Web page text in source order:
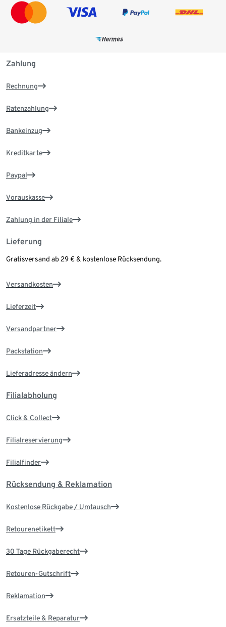
Zahlung
Rechnung
Ratenzahlung
Bankeinzug
Kreditkarte
Paypal
Vorauskasse
Zahlung in der Filiale
Lieferung
Gratisversand ab 29 € & kostenlose Rücksendung.
Versandkosten
Lieferzeit
Versandpartner
Packstation
Lieferadresse ändern
Filialabholung
Click & Collect
Filialreservierung
Filialfinder
Rücksendung & Reklamation
Kostenlose Rückgabe / Umtausch
Retourenetikett
30 Tage Rückgaberecht
Retouren-Gutschrift
Reklamation
Ersatzteile & Reparatur